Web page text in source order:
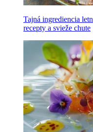
Tajná ingrediencia
recepty a svieže chute